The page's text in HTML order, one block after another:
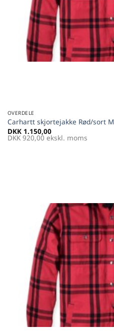
OVERDELE
Carhartt skjortejakke Rød/sort M
DKK 1.150,00
DKK 920,00 ekskl. moms